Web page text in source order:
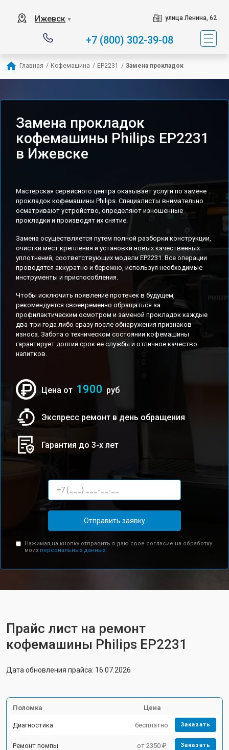
Ижевск ▼ улица Ленина, 62
+7 (800) 302-39-08
Главная / Кофемашина / EP2231 / Замена прокладок
Замена прокладок
кофемашины Philips EP2231
в Ижевске
Мастерская сервисного центра оказывает услуги по замене
прокладок кофемашины Philips. Специалисты внимательно
осматривают устройство, определяют изношенные
прокладки и производят их снятие.
Замена осуществляется путем полной разборки конструкции,
очистки мест крепления и установки новых качественных
уплотнений, соответствующих модели EP2231. Все операции
проводятся аккуратно и бережно, используя необходимые
инструменты и приспособления.
Чтобы исключить появление протечек в будущем,
рекомендуется своевременно обращаться за
профилактическим осмотром и заменой прокладок каждые
два-три года либо сразу после обнаружения признаков
износа. Забота о техническом состоянии кофемашины
гарантирует долгий срок ее службы и отличное качество
напитков.
Цена от 1900 руб
Экспресс ремонт в день обращения
Гарантия до 3-х лет
Отправить заявку
Нажимая на кнопку отправить я даю свое согласие на обработку
моих персональных данных.
Прайс лист на ремонт
кофемашины Philips EP2231
Дата обновления прайса: 16.07.2026
Поломка Цена
Диагностика бесплатно Заказать
Ремонт помпы от 2350 ₽ Заказать